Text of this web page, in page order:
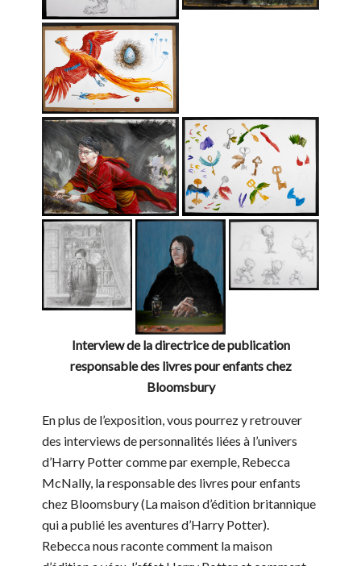
Interview de la directrice de publication
responsable des livres pour enfants chez
Bloomsbury
En plus de l’exposition, vous pourrez y retrouver
des interviews de personnalités liées à l’univers
d’Harry Potter comme par exemple, Rebecca
McNally, la responsable des livres pour enfants
chez Bloomsbury (La maison d’édition britannique
qui a publié les aventures d’Harry Potter).
Rebecca nous raconte comment la maison